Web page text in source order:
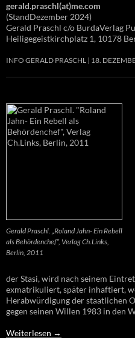
gerald.praschl(at)me.com
(StandDezember 2024)
Gerald Praschl c/o BurdaVerlag
Heiligegeistkirchplatz 1, 10178
INFO GERALD PRASCHL 18.
Gerald Praschl. „Roland Jahn- Ein Rebell
als Behördenchef“, Verlag Ch.Links,
Berlin, 2011
der Stasi, wird nach seinem
exmatrikuliert, später inhaftiert,
Herabwürdigung der staatlichen
gegen seinen Willen 1983 in den
Weiterlesen →